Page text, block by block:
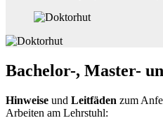
Bachelor-, Master-
Hinweise und Leitfäden zum
Arbeiten am Lehrstuhl: